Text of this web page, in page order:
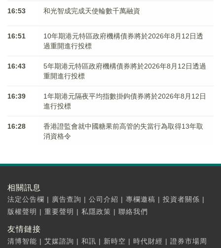
16:53 和光智成完成天使輪數千萬融資
16:51
10年期港元特區政府機構債券將於2026年8月12日透
過重開進行投標
16:43
5年期港元特區政府機構債券將於2026年8月12日透過
重開進行投標
16:39
1年期港元隔夜平均指數掛鉤債券將於2026年8月12日
進行投標
16:28
香港證監會就中國糖果前高管的失當行為取得13年取
消資格令
相關訊息
法定公告欄 | 廣告查詢 | 公司介紹 | 專欄邀稿 | 投資者關係 |
版權聲明 | 重要聲明 | 私隱政策 | 聯絡我們
友情鏈接
清博智能 | 艾媒諮詢 | 和訊 | 新時空 | 時代財經 | 證券市場周